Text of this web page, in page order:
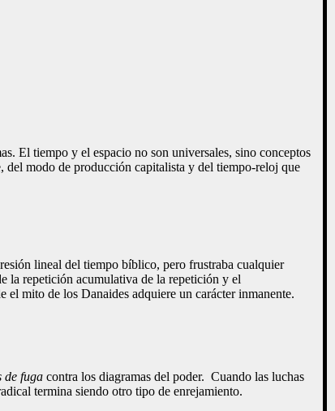
El tiempo y el espacio no son universales, sino conceptos
del modo de producción capitalista y del tiempo-reloj que
lineal del tiempo bíblico, pero frustraba cualquier
la repetición acumulativa de la repetición y el
mito de los Danaides adquiere un carácter inmanente.
de fuga contra los diagramas del poder. Cuando las luchas
termina siendo otro tipo de enrejamiento.